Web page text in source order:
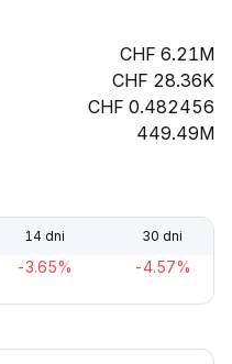
6.21M
28.36K
0.482456
449.49M
14 dni 30 dni
-3.65% -4.57%